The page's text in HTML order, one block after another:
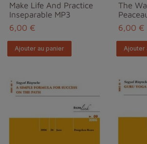
Make Life And Practice
Inseparable MP3
6,00 €
Ajouter au panier
The
6,00 €
Ajouter